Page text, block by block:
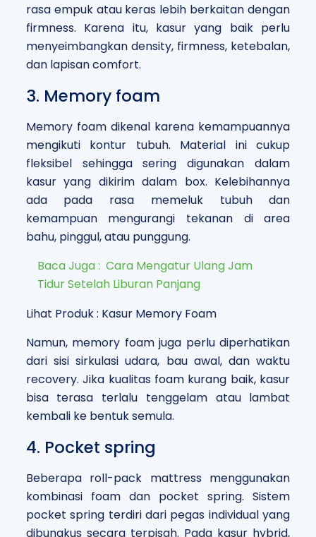
rasa empuk atau keras lebih berkaitan dengan
firmness. Karena itu, kasur yang baik perlu
menyeimbangkan density, firmness, ketebalan,
dan lapisan comfort.
3. Memory foam
Memory foam dikenal karena kemampuannya
mengikuti kontur tubuh. Material ini cukup
fleksibel sehingga sering digunakan dalam
kasur yang dikirim dalam box. Kelebihannya
ada pada rasa memeluk tubuh dan
kemampuan mengurangi tekanan di area
bahu, pinggul, atau punggung.
Baca Juga : Cara Mengatur Ulang Jam
Tidur Setelah Liburan Panjang
Lihat Produk : Kasur Memory Foam
Namun, memory foam juga perlu diperhatikan
dari sisi sirkulasi udara, bau awal, dan waktu
recovery. Jika kualitas foam kurang baik, kasur
bisa terasa terlalu tenggelam atau lambat
kembali ke bentuk semula.
4. Pocket spring
Beberapa roll-pack mattress menggunakan
kombinasi foam dan pocket spring. Sistem
pocket spring terdiri dari pegas individual yang
dibungkus secara terpisah. Pada kasur hybrid,